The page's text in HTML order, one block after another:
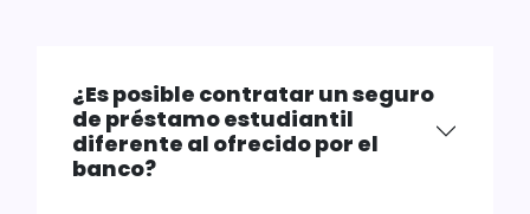
¿Es posible contratar un seguro
de préstamo estudiantil
diferente al ofrecido por el
banco?